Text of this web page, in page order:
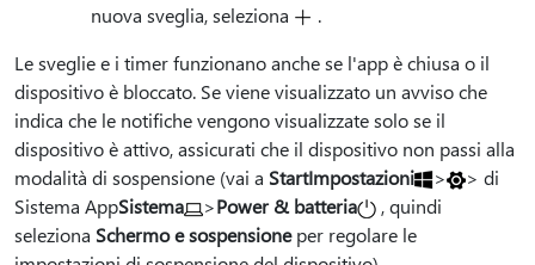
nuova sveglia, seleziona
.
Le sveglie e i timer funzionano anche se l'app è chiusa o il
dispositivo è bloccato. Se viene visualizzato un avviso che
indica che le notifiche vengono visualizzate solo se il
dispositivo è attivo, assicurati che il dispositivo non passi alla
modalità di sospensione (vai a StartImpostazioni >
> di
Sistema AppSistema >Power & batteria
, quindi
seleziona Schermo e sospensioneper regolare le